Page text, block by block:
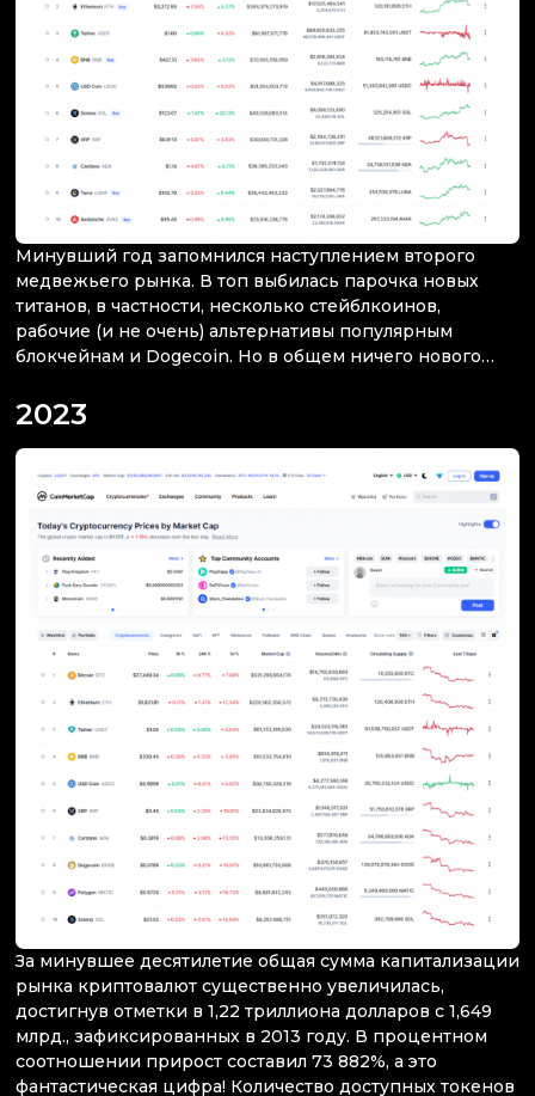
Минувший год запомнился наступлением второго
медвежьего рынка. В топ выбилась парочка новых
титанов, в частности, несколько стейблкоинов,
рабочие (и не очень) альтернативы популярным
блокчейнам и Dogecoin. Но в общем ничего нового…
2023
За минувшее десятилетие общая сумма капитализации
рынка криптовалют существенно увеличилась,
достигнув отметки в 1,22 триллиона долларов с 1,649
млрд., зафиксированных в 2013 году. В процентном
соотношении прирост составил 73 882%, а это
фантастическая цифра! Количество доступных токенов